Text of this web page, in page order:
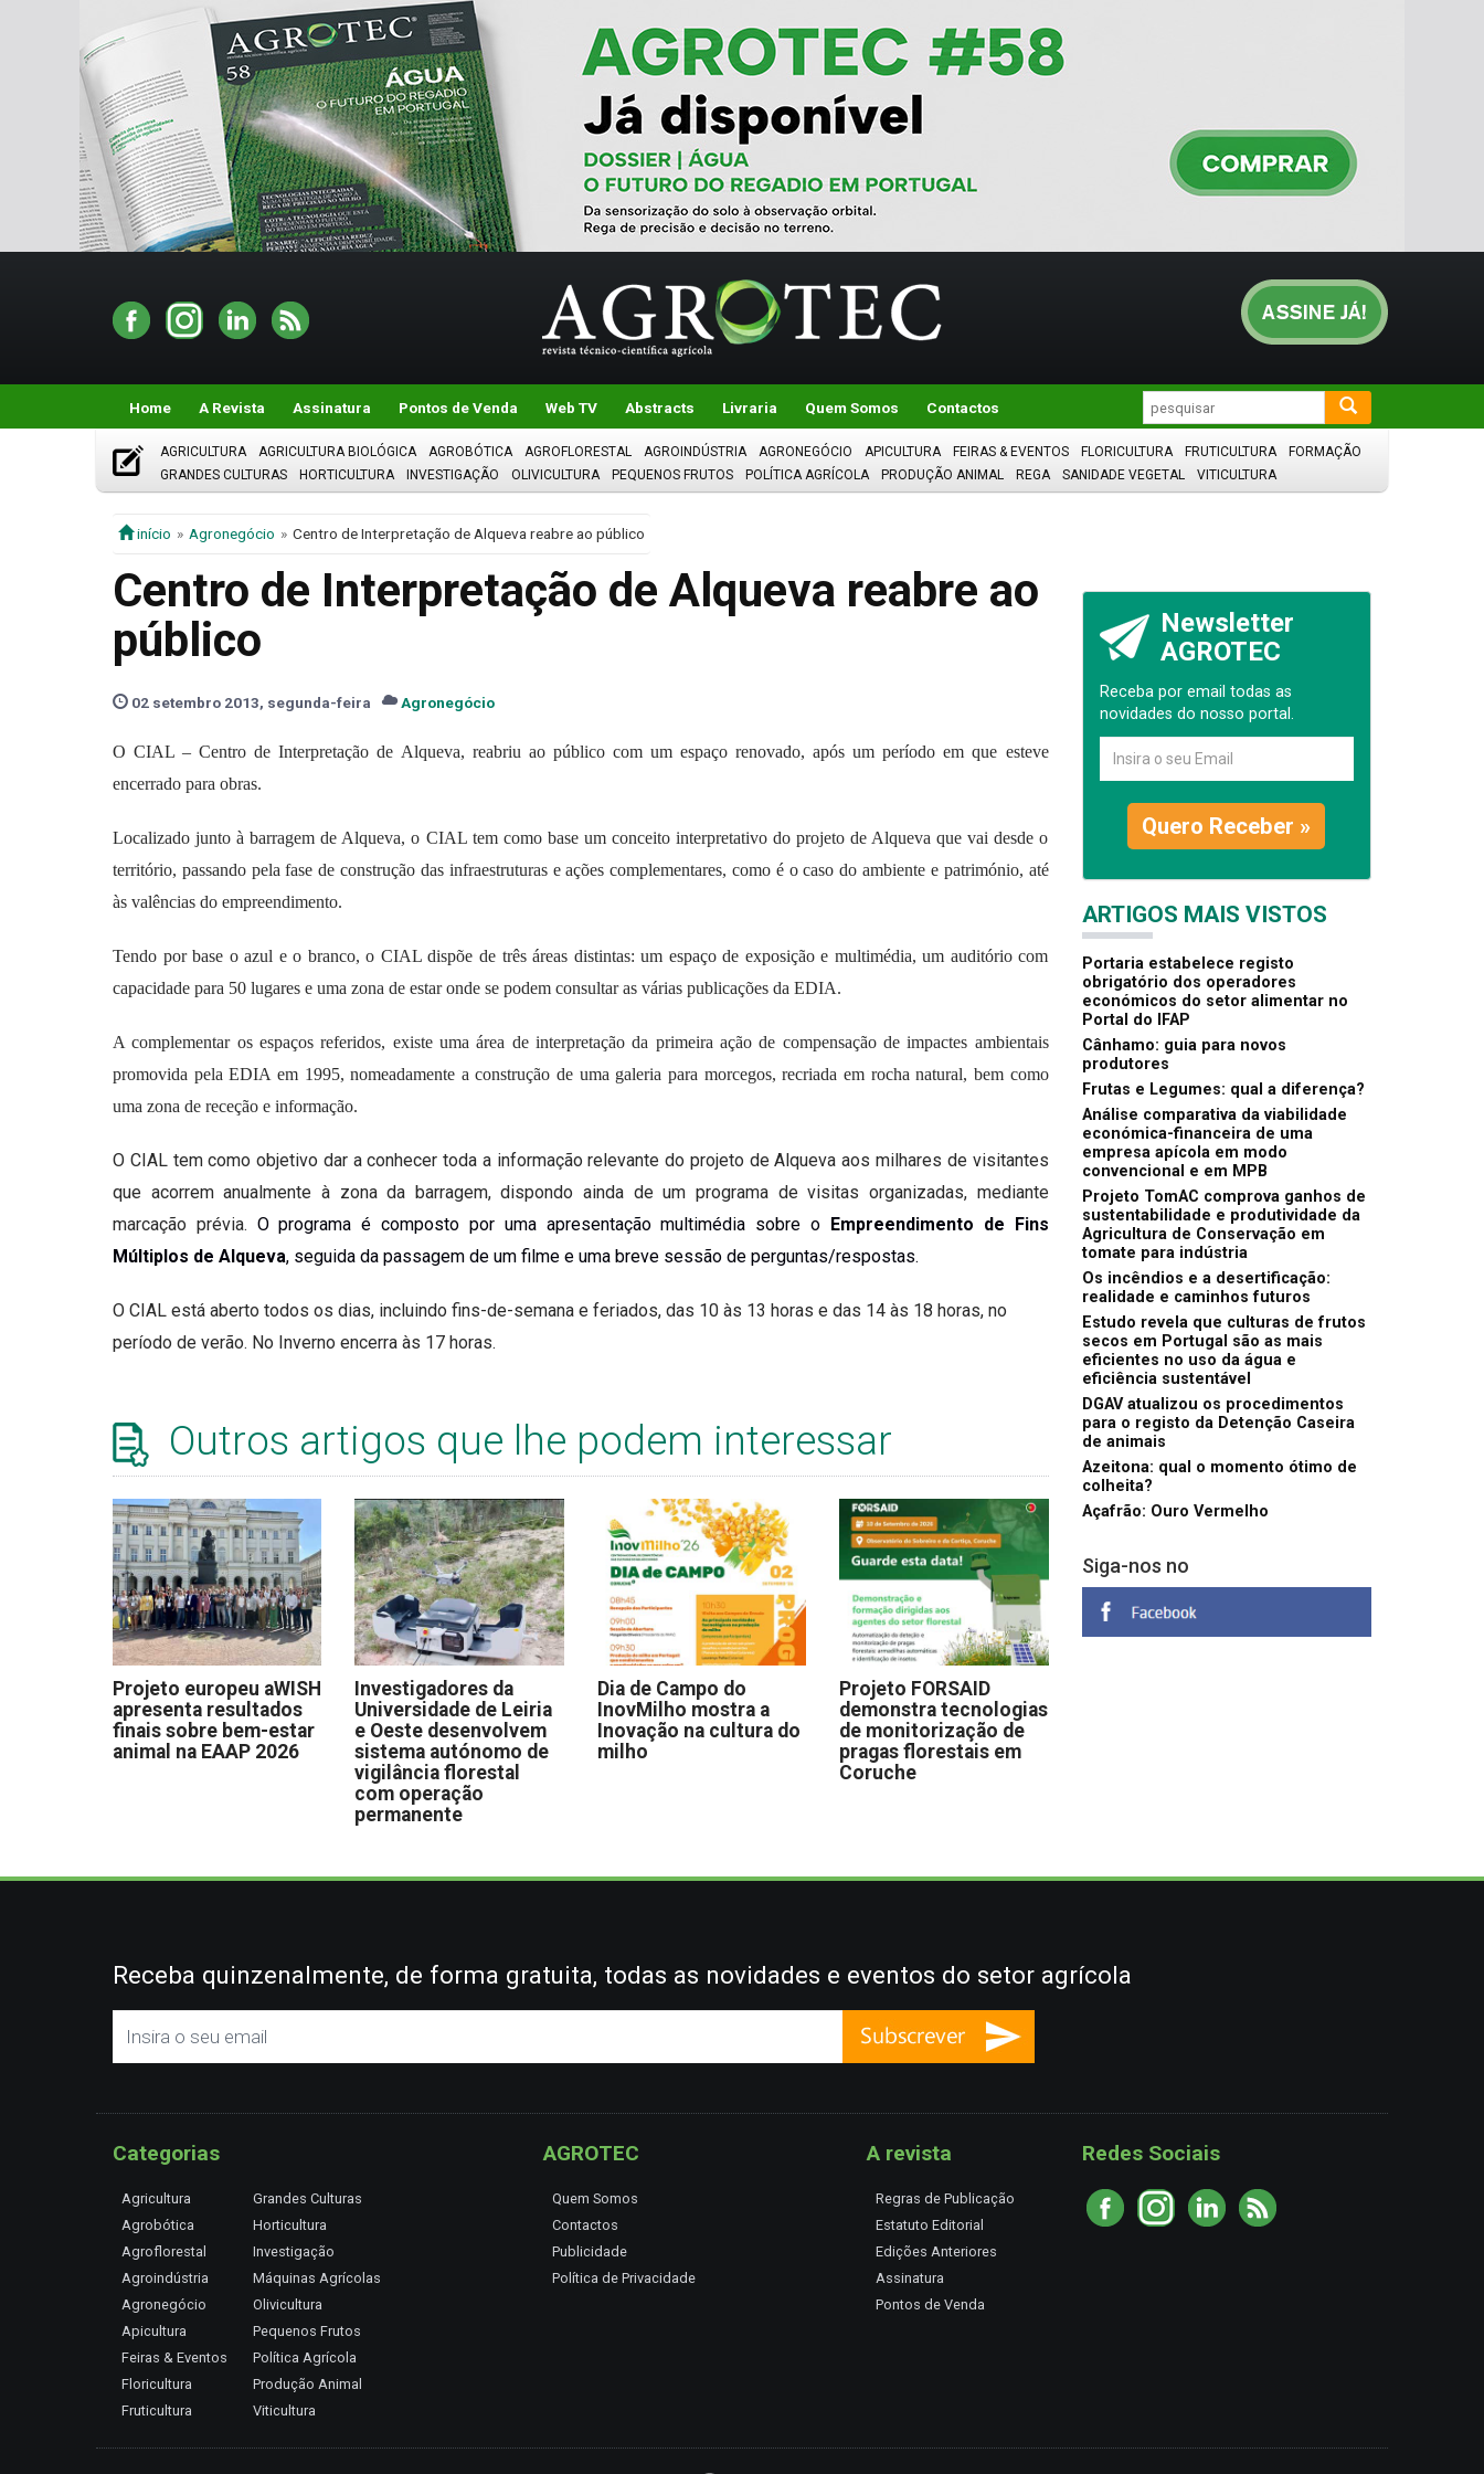
Home A Revista Assinatura Pontos de Venda Web TV Abstracts Livraria Quem Somos Contactos
AGRICULTURA AGRICULTURA BIOLÓGICA AGROBÓTICA AGROFLORESTAL AGROINDÚSTRIA AGRONEGÓCIO APICULTURA FEIRAS & EVENTOS FLORICULTURA FRUTICULTURA
FORMAÇÃO
GRANDES CULTURAS
HORTICULTURA INVESTIGAÇÃO OLIVICULTURA PEQUENOS FRUTOS POLÍTICA AGRÍCOLA PRODUÇÃO ANIMAL REGA SANIDADE VEGETAL VITICULTURA
início Agronegócio Centro de Interpretação de Alqueva reabre ao público
Centro de Interpretação de Alqueva reabre ao
público
02 setembro 2013, segunda-feira Agronegócio
O CIAL – Centro de Interpretação de Alqueva, reabriu ao público com um espaço renovado, após um período em que esteve
encerrado para obras.
Localizado junto à barragem de Alqueva, o CIAL tem como base um conceito interpretativo do projeto de Alqueva que vai desde o
território, passando pela fase de construção das infraestruturas e ações complementares, como é o caso do ambiente e património, até
às valências do empreendimento.
Tendo por base o azul e o branco, o CIAL dispõe de três áreas distintas: um espaço de exposição e multimédia, um auditório com
capacidade para 50 lugares e uma zona de estar onde se podem consultar as várias publicações da EDIA.
A complementar os espaços referidos, existe uma área de interpretação da primeira ação de compensação de impactes ambientais
promovida pela EDIA em 1995, nomeadamente a construção de uma galeria para morcegos, recriada em rocha natural, bem como
uma zona de receção e informação.
O CIAL tem como objetivo dar a conhecertoda a informação relevante do projeto de Alquevaaos milhares de visitantes
que acorrem anualmente à zona da barragem, dispondo ainda de um programa de visitas organizadas, mediante
marcação prévia. O programa é composto por uma apresentação multimédia sobre o
Empreendimento de Fins
Múltiplos de Alqueva, seguida da passagem de um filme e uma breve sessão de perguntas/respostas.
O CIAL está aberto todos os dias, incluindo fins-de-semana e feriados, das 10 às 13 horas e das 14 às 18 horas, no
período de verão. No Inverno encerra às 17 horas.
Outros artigos que lhe podem interessar
Projeto europeu aWISH
apresenta resultados
finais sobre bem-estar
animal na EAAP 2026
Investigadores da
Universidade de Leiria
e Oeste desenvolvem
sistema autónomo de
vigilância florestal
com operação
permanente
Dia de Campo do
InovMilho mostra a
Inovação na cultura do
milho
Projeto FORSAID
demonstra tecnologias
de monitorização de
pragas florestais em
Coruche
Newsletter
AGROTEC
Receba por email todas as
novidades do nosso portal.
Quero Receber »
ARTIGOS MAIS VISTOS
Portaria estabelece registo
obrigatório dos operadores
económicos do setor alimentar no
Portal do IFAP
Cânhamo: guia para novos
produtores
Frutas e Legumes: qual a diferença?
Análise comparativa da viabilidade
económica-financeira de uma
empresa apícola em modo
convencional e em MPB
Projeto TomAC comprova ganhos de
sustentabilidade e produtividade da
Agricultura de Conservação em
tomate para indústria
Os incêndios e a desertificação:
realidade e caminhos futuros
Estudo revela que culturas de frutos
secos em Portugal são as mais
eficientes no uso da água e
eficiência sustentável
DGAV atualizou os procedimentos
para o registo da Detenção Caseira
de animais
Azeitona: qual o momento ótimo de
colheita?
Açafrão: Ouro Vermelho
Siga-nos no
Receba quinzenalmente, de forma gratuita, todas as novidades e eventos do setor agrícola
Categorias
Agricultura
Agrobótica
Agroflorestal
Agroindústria
Agronegócio
Apicultura
Feiras & Eventos
Floricultura
Fruticultura
Grandes Culturas
Horticultura
Investigação
Máquinas Agrícolas
Olivicultura
Pequenos Frutos
Política Agrícola
Produção Animal
Viticultura
AGROTEC
Quem Somos
Contactos
Publicidade
Política de Privacidade
A revista
Regras de Publicação
Estatuto Editorial
Edições Anteriores
Assinatura
Pontos de Venda
Redes Sociais